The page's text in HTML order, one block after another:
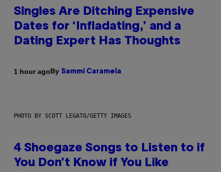
Singles Are Ditching Expensive
Dates for ‘Infladating,’ and a
Dating Expert Has Thoughts
1 hour agoBy Sammi Caramela
PHOTO BY SCOTT LEGATO/GETTY IMAGES
4 Shoegaze Songs to Listen to if
You Don’t Know if You Like